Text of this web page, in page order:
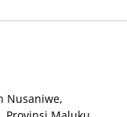
Nusaniwe,